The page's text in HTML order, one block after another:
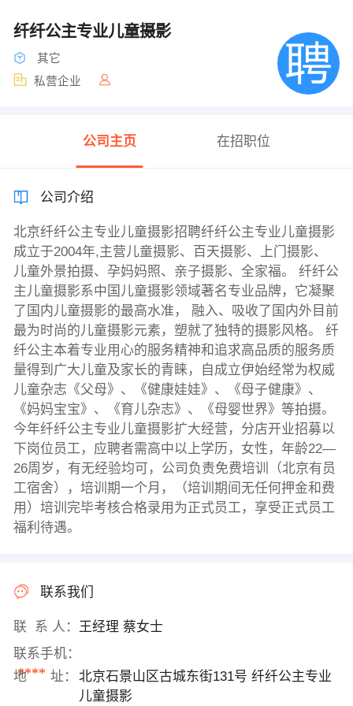
纤纤公主专业儿童摄影
其它
私营企业
公司主页 在招职位
公司介绍
北京纤纤公主专业儿童摄影招聘纤纤公主专业儿童摄影
成立于2004年,主营儿童摄影、百天摄影、上门摄影、
儿童外景拍摄、孕妈妈照、亲子摄影、全家福。 纤纤公
主儿童摄影系中国儿童摄影领域著名专业品牌，它凝聚
了国内儿童摄影的最高水准， 融入、吸收了国内外目前
最为时尚的儿童摄影元素，塑就了独特的摄影风格。 纤
纤公主本着专业用心的服务精神和追求高品质的服务质
量得到广大儿童及家长的青睐，自成立伊始经常为权威
儿童杂志《父母》、《健康娃娃》、《母子健康》、
《妈妈宝宝》、《育儿杂志》、《母婴世界》等拍摄。
今年纤纤公主专业儿童摄影扩大经营，分店开业招募以
下岗位员工，应聘者需高中以上学历，女性，年龄22—
26周岁，有无经验均可，公司负责免费培训（北京有员
工宿舍），培训期一个月，（培训期间无任何押金和费
用）培训完毕考核合格录用为正式员工，享受正式员工
福利待遇。
联系我们
联 系 人： 王经理 蔡女士
联系手机：
****
地 址：
北京石景山区古城东街131号 纤纤公主专业
儿童摄影